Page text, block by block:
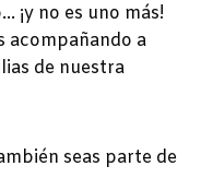
¡y no es uno más!
acompañando a
de nuestra
seas parte de